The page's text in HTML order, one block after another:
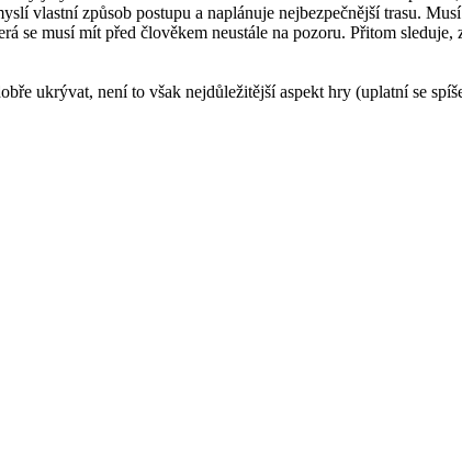
vlastní způsob postupu a naplánuje nejbezpečnější trasu.
musí mít před člověkem neustále na pozoru. Přitom sleduje,
ukrývat, není to však nejdůležitější aspekt hry (uplatní se